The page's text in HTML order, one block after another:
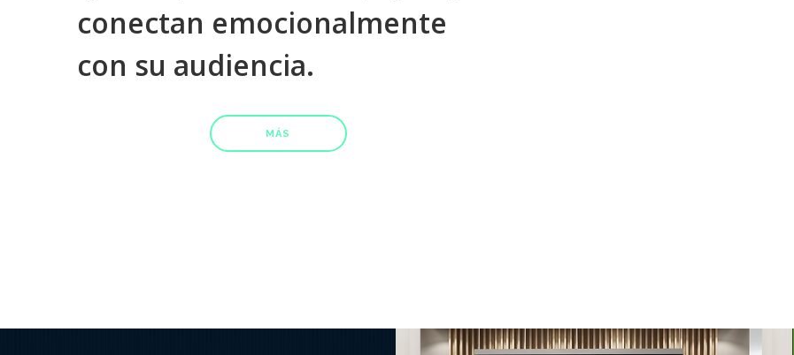
conectan emocionalmente
con su audiencia.
MÁS